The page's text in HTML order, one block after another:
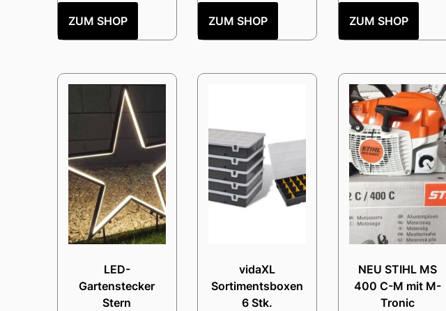
ZUM SHOP ZUM SHOP ZUM SHOP
LED-
Gartenstecker
Stern
vidaXL
Sortimentsboxen
6 Stk.
NEU STIHL MS
400 C-M mit M-
Tronic